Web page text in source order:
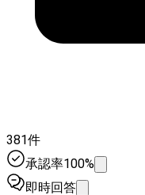
381件
承認率100%
即時回答